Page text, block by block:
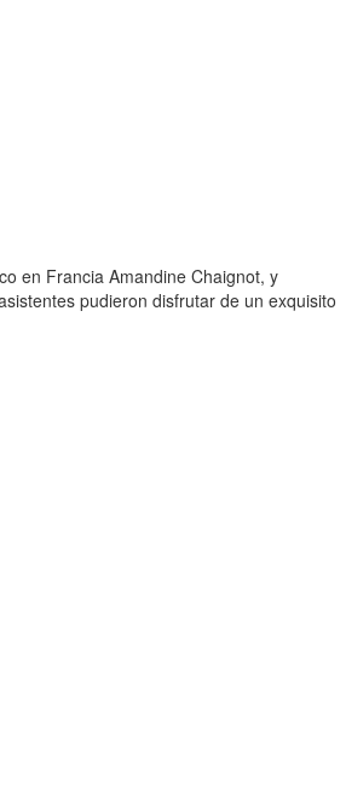
en Francia Amandine Chaignot, y
pudieron disfrutar de un exquisito